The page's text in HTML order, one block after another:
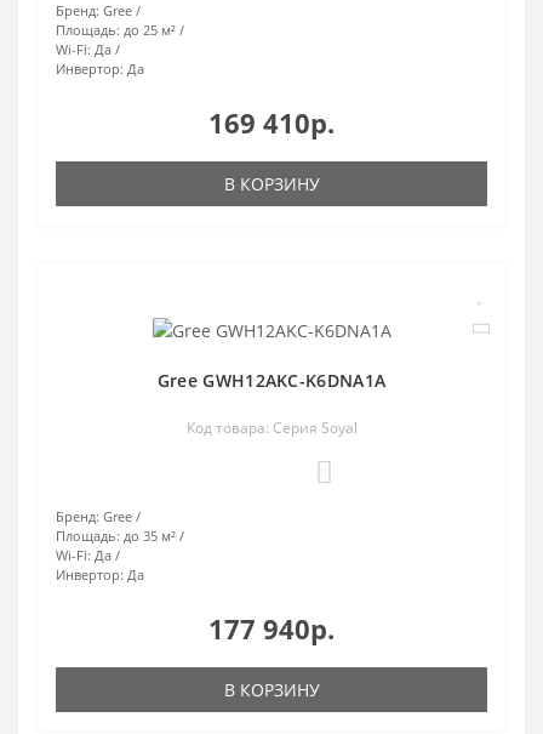
Бренд: Gree
Площадь: до 25 м²
Wi-Fi: Да
Инвертор: Да
169 410р.
В КОРЗИНУ
Gree GWH12AKC-K6DNA1A
Код товара: Серия Soyal
Бренд: Gree
Площадь: до 35 м²
Wi-Fi: Да
Инвертор: Да
177 940р.
В КОРЗИНУ